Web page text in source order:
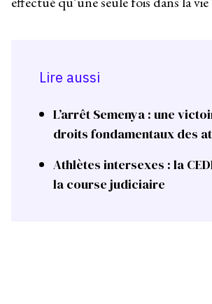
Lire aussi
L’arrêt Semenya : une
droits fondamentaux des
Athlètes intersexes : la
la course judiciaire